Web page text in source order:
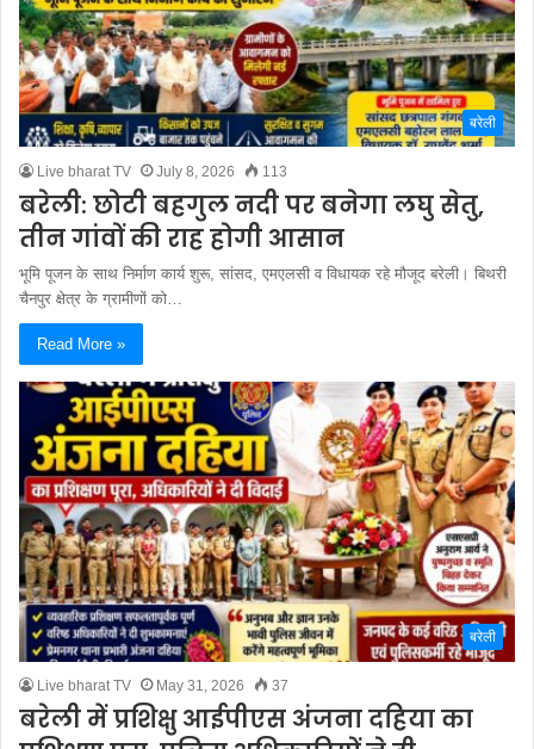
बरेली
Live bharat TV July 8, 2026 113
बरेली: छोटी बहगुल नदी पर बनेगा लघु सेतु,
तीन गांवों की राह होगी आसान
भूमि पूजन के साथ निर्माण कार्य शुरू, सांसद, एमएलसी व विधायक रहे मौजूद बरेली। बिथरी
चैनपुर क्षेत्र के ग्रामीणों को…
Read More »
बरेली
Live bharat TV May 31, 2026 37
बरेली में प्रशिक्षु आईपीएस अंजना दहिया का